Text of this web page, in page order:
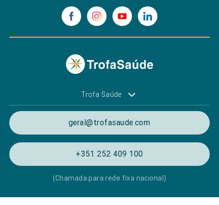
Trofa Saúde
geral@trofasaude.com
+351 252 409 100
(Chamada para rede fixa nacional)